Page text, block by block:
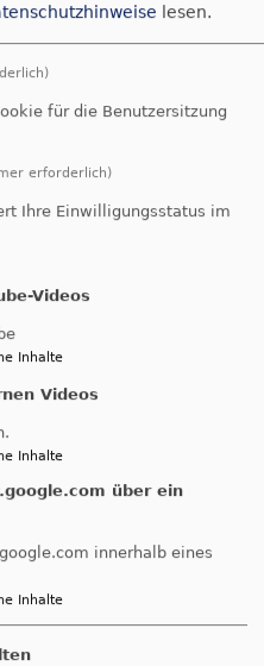
141.33 KB
- 20.30 Uhr
lesen.
für die Benutzersitzung
erforderlich)
Ihre Einwilligungsstatus im
Videos
Inhalte
Videos
Inhalte
über ein
innerhalb eines
Inhalte